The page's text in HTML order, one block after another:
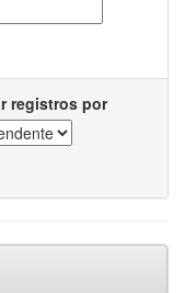
registros por